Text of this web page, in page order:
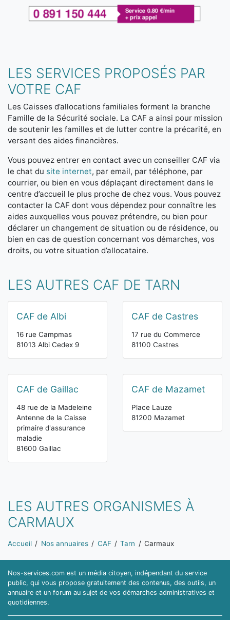
LES SERVICES PROPOSÉS PAR
VOTRE CAF
Les Caisses d’allocations familiales forment la branche
Famille de la Sécurité sociale. La CAF a ainsi pour mission
de soutenir les familles et de lutter contre la précarité, en
versant des aides financières.
Vous pouvez entrer en contact avec un conseiller CAF via
le chat du site internet, par email, par téléphone, par
courrier, ou bien en vous déplaçant directement dans le
centre d’accueil le plus proche de chez vous. Vous pouvez
contacter la CAF dont vous dépendez pour connaître les
aides auxquelles vous pouvez prétendre, ou bien pour
déclarer un changement de situation ou de résidence, ou
bien en cas de question concernant vos démarches, vos
droits, ou votre situation d’allocataire.
LES AUTRES CAF DE TARN
CAF de Albi
16 rue Campmas
81013 Albi Cedex 9
CAF de Castres
17 rue du Commerce
81100 Castres
CAF de Gaillac
48 rue de la Madeleine
Antenne de la Caisse
primaire d'assurance
maladie
81600 Gaillac
CAF de Mazamet
Place Lauze
81200 Mazamet
LES AUTRES ORGANISMES À
CARMAUX
Vous êtes ici:
Accueil Nos annuaires CAF Tarn Carmaux
Nos-services.com est un média citoyen, indépendant du service
public, qui vous propose gratuitement des contenus, des outils, un
annuaire et un forum au sujet de vos démarches administratives et
quotidiennes.